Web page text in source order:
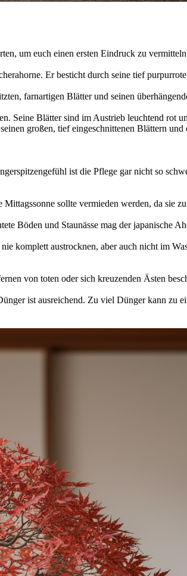
um euch einen ersten Eindruck zu
Er besticht durch seine tief
farnartigen Blätter und seinen
Seine Blätter sind im Austrieb leuchtend rot
großen, tief eingeschnittenen Blättern
ist die Pflege gar nicht so
sollte vermieden werden, da sie
Böden und Staunässe mag der japanische
komplett austrocknen, aber auch nicht im
von toten oder sich kreuzenden Ästen
ist ausreichend. Zu viel Dünger kann zu